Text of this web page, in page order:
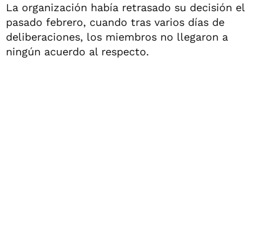
La organización había retrasado su decisión el
pasado febrero, cuando tras varios días de
deliberaciones, los miembros no llegaron a
ningún acuerdo al respecto.